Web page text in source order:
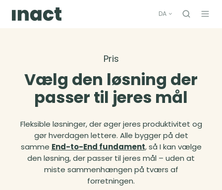
DA
Pris
Vælg den løsning der
passer til jeres mål
Fleksible løsninger, der øger jeres produktivitet og
gør hverdagen lettere. Alle bygger på det
samme End-to-End fundament, så I kan vælge
den løsning, der passer til jeres mål – uden at
miste sammenhængen på tværs af
forretningen.